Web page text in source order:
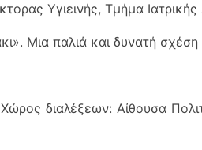
Υγιεινής, Τμήμα
Μια παλιά και δυνατή σχέση
διαλέξεων: Αίθουσα